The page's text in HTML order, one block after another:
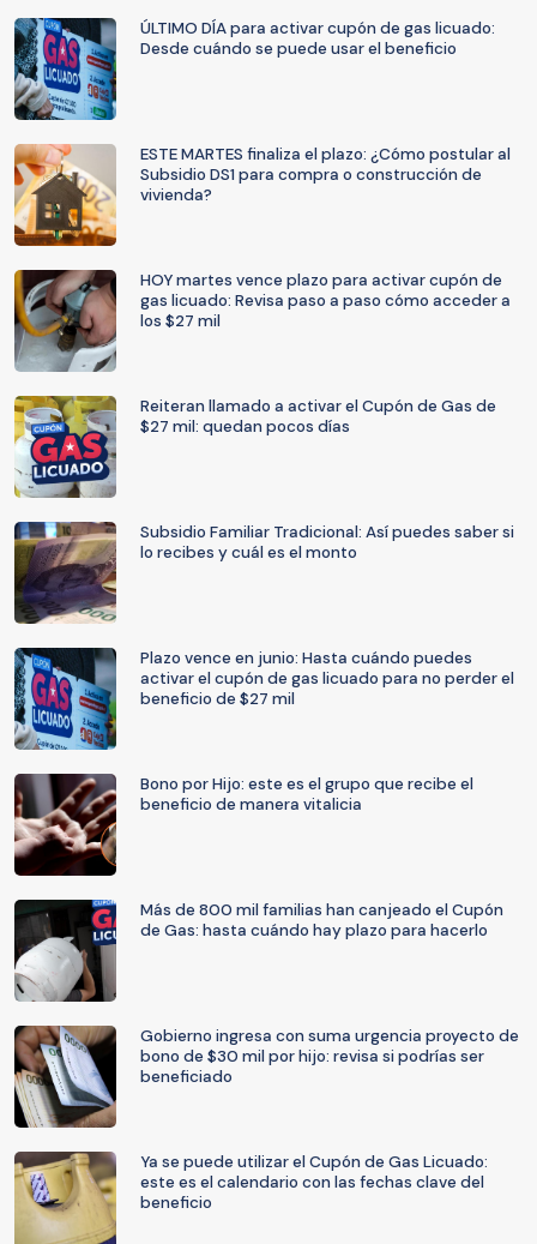
ÚLTIMO DÍA para activar cupón de gas licuado:
Desde cuándo se puede usar el beneficio
ESTE MARTES finaliza el plazo: ¿Cómo postular al
Subsidio DS1 para compra o construcción de
vivienda?
HOY martes vence plazo para activar cupón de
gas licuado: Revisa paso a paso cómo acceder a
los $27 mil
Reiteran llamado a activar el Cupón de Gas de
$27 mil: quedan pocos días
Subsidio Familiar Tradicional: Así puedes saber si
lo recibes y cuál es el monto
Plazo vence en junio: Hasta cuándo puedes
activar el cupón de gas licuado para no perder el
beneficio de $27 mil
Bono por Hijo: este es el grupo que recibe el
beneficio de manera vitalicia
Más de 800 mil familias han canjeado el Cupón
de Gas: hasta cuándo hay plazo para hacerlo
Gobierno ingresa con suma urgencia proyecto de
bono de $30 mil por hijo: revisa si podrías ser
beneficiado
Ya se puede utilizar el Cupón de Gas Licuado:
este es el calendario con las fechas clave del
beneficio